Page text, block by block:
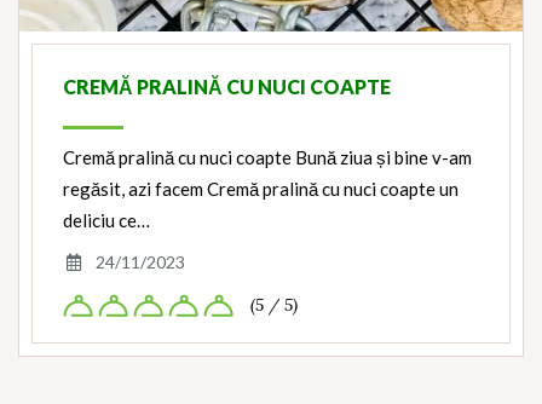
CREMĂ PRALINĂ CU NUCI COAPTE
Cremă pralină cu nuci coapte Bună ziua și bine v-am
regăsit, azi facem Cremă pralină cu nuci coapte un
deliciu ce…
24/11/2023
(5 / 5)